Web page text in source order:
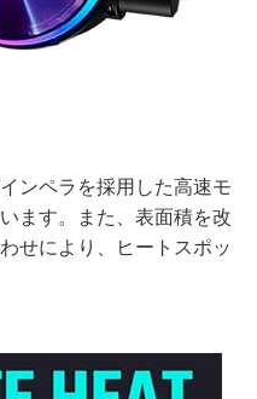
ンペラを採用した高速モ
ます。また、表面積を改
せにより、ヒートスポッ